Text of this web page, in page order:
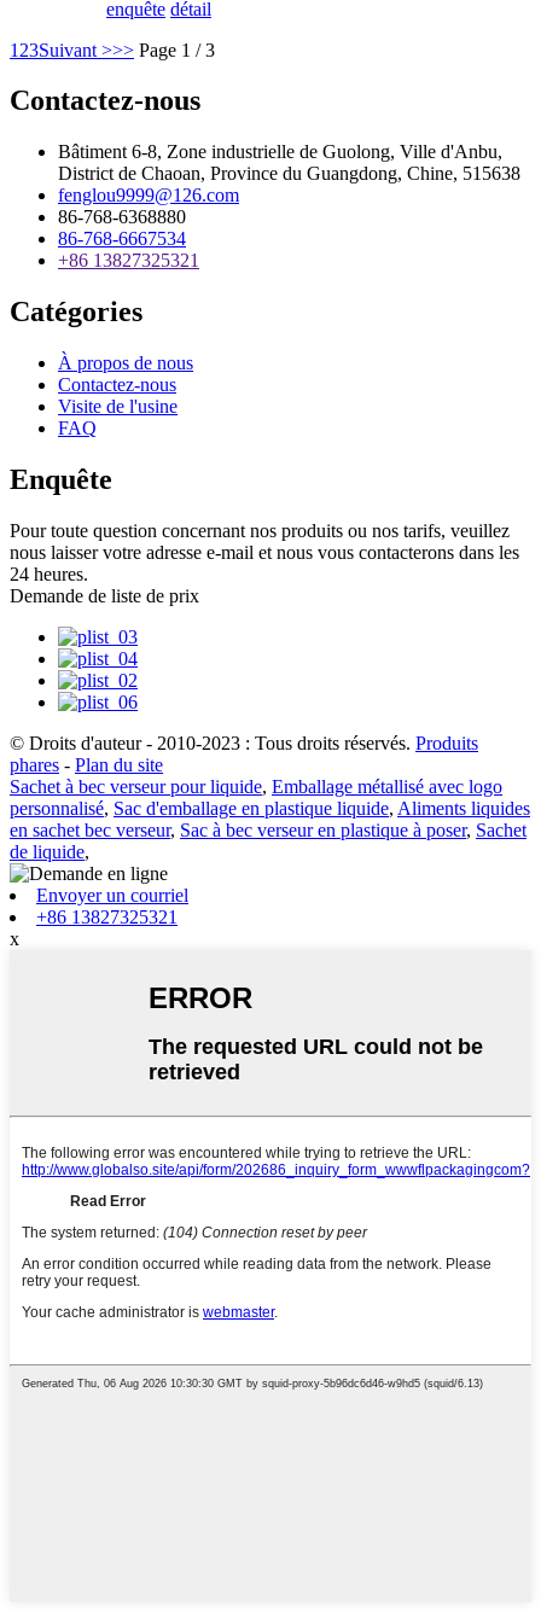
enquête détail
1 23Suivant >>> Page 1 / 3
Contactez-nous
Bâtiment 6-8, Zone industrielle de Guolong, Ville d'Anbu,
District de Chaoan, Province du Guangdong, Chine, 515638
fenglou9999@126.com
86-768-6368880
86-768-6667534
+86 13827325321
Catégories
À propos de nous
Contactez-nous
Visite de l'usine
FAQ
Enquête
Pour toute question concernant nos produits ou nos tarifs, veuillez
nous laisser votre adresse e-mail et nous vous contacterons dans les
24 heures.
Demande de liste de prix
© Droits d'auteur - 2010-2023 : Tous droits réservés. Produits
phares - Plan du site
Sachet à bec verseur pour liquide, Emballage métallisé avec logo
personnalisé, Sac d'emballage en plastique liquide, Aliments liquides
en sachet bec verseur, Sac à bec verseur en plastique à poser, Sachet
de liquide,
Envoyer un courriel
+86 13827325321
x